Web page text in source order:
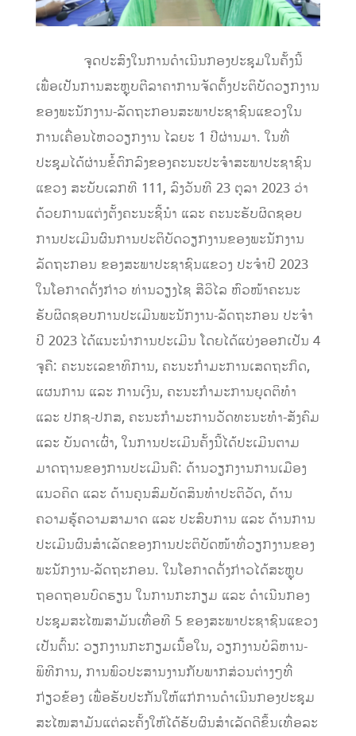
​ ຈຸດປະສົງ​ໃນ​ການ​ດໍາ​ເນີນ​ກອງ​ປະຊຸມ​ໃນ​ຄັ້ງ​ນີ້ ​
ເພື່ອ​ເປັນ​ການສະຫຼຸບຕີ​ລາຄາ​ການຈັດ​ຕັ້ງ​ປະຕິບັດ​ວຽກງານ
ຂ​ອງ​ພະນັກງານ​-ລັດຖະກອນສະພາ​ປະຊາຊົນ​ແຂວງໃນ
ການເຄື່ອນໄຫວວຽກງານ ໄລຍະ 1 ປີຜ່ານມາ. ໃນທີ່
ປະຊຸມໄດ້ຜ່ານຂໍ້ຕົກລົງຂອງຄະນະປະຈໍາສະພາປະຊາຊົນ
ແຂວງ ສະບັບເລກທີ 111, ລົງວັນທີ 23 ຕຸລາ 2023 ວ່າ
ດ້ວຍການແຕ່ງຕັ້ງຄະນະຊີ້ນໍາ ແລະ ຄະນະຮັບຜິດຊອບ
ການປະເມີນຜົນການປະຕິບັດວຽກງານຂອງພະນັກງານ
ລັດຖະກອນ ຂອງສະພາປະຊາຊົນແຂວງ ປະຈໍາປີ 2023
ໃນໂອກາດດັ່ງກ່າວ ທ່ານວຽງໄຊ ສີວິໄລ ຫົວໜ້າຄະນະ
ຮັບຜິດຊອບການປະເມີນພະນັກງານ-ລັດຖະກອນ ປະຈໍາ
ປີ 2023 ໄດ້ແນະນໍາການປະເມີນ ໂດຍໄດ້ແບ່ງອອກເປັນ 4
ຈຸຄື: ຄະນະເລຂາທິການ, ຄະນະກໍາມະການເສດຖະກິດ,
ແຜນການ ແລະ ການເງິນ, ຄະນະກໍາມະການຍຸດຕິທໍາ
ແລະ ປກຊ-ປກສ, ຄະນະກໍາມະການວັດທະນະທໍາ-ສັງຄົມ
ແລະ ບັນດາເຜົ່າ, ​ໃນ​ການ​ປະ​ເມີນ​ຄັ້ງ​ນີ້​ໄດ້​ປະ​ເມີນຕາມ
ມາດຖານຂອງການປະເມີນ​ຄື: ​ດ້ານວຽກງານ​ການ​ເມືອງ​
ແນວ​ຄິດ ​ແລະ ດ້ານ​ຄຸນສົມບັດ​ສິນ​ທໍາ​ປະຕິວັດ, ດ້ານ
ຄວາມຮູ້ຄວາມສາມາດ ແລະ ປະສົບການ ແລະ ດ້ານການ
ປະເມີນຜົນສໍາເລັດຂອງການປະຕິບັດໜ້າທີ່ວຽກງານຂອງ
ພະນັກງານ-ລັດຖະກອນ. ໃນໂອກາດດັ່ງກ່າວໄດ້ສະຫຼຸບ
ຖອດຖອນບົດຮຽນ ໃນການກະກຽມ ແລະ ດໍາເນີນກອງ
ປະຊຸມສະໄໝສາມັນເທື່ອທີ 5 ຂອງສະພາປະຊາຊົນແຂວງ
ເປັນຕົ້ນ: ວຽກງານກະກຽມເນື້ອໃນ, ວຽກງານບໍລິຫານ-
ພິທີການ, ການພົວປະສານງານກັບພາກສ່ວນຕ່າງໆທີ່
ກ່ຽວຂ້ອງ ເພື່ອຮັບປະກັນໃຫ້ແກ່ການດໍາເນີນກອງປະຊຸມ
ສະໄໝສາມັນແຕ່ລະຄັ້ງໃຫ້ໄດ້ຮັບຜົນສໍາເລັດດີຂຶ້ນເທື່ອລະ